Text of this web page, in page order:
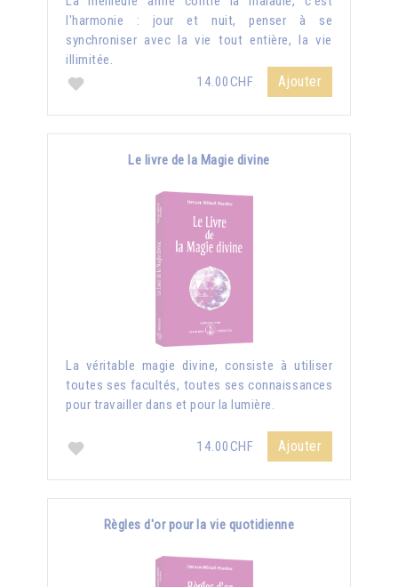
l'harmonie : jour et nuit, penser à se
synchroniser avec la vie tout entière, la vie
illimitée.
14.00CHF
Ajouter
Le livre de la Magie divine
La véritable magie divine, consiste à utiliser
toutes ses facultés, toutes ses connaissances
pour travailler dans et pour la lumière.
14.00CHF Ajouter
Règles d'or pour la vie quotidienne